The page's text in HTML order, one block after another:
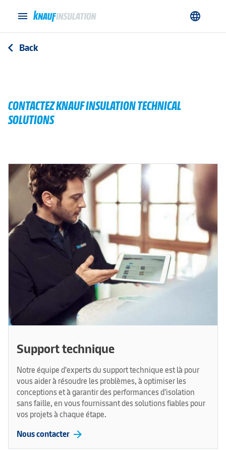
menu language
arrow_back_ios Back
CONTACTEZ KNAUF INSULATION TECHNICAL
SOLUTIONS
Support technique
Notre équipe d'experts du support technique est là pour
vous aider à résoudre les problèmes, à optimiser les
conceptions et à garantir des performances d'isolation
sans faille, en vous fournissant des solutions fiables pour
vos projets à chaque étape.
Nous contacter arrow_forward